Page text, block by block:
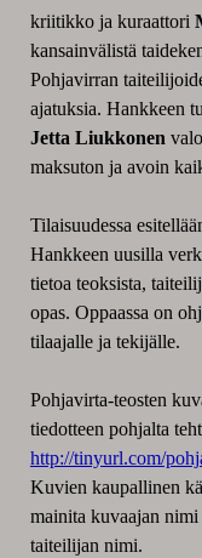
kriitikko ja kuraattori
kansainvälistä
Pohjavirran
ajatuksia. Hankkeen
Jetta Liukkonen
maksuton ja avoin
Tilaisuudessa
Hankkeen uusilla
tietoa teoksista,
opas. Oppaassa on
tilaajalle ja tekijälle.
Pohjavirta-teosten
tiedotteen pohjalta
http://tinyurl.com/
Kuvien kaupallinen
mainita kuvaajan
taiteilijan nimi.